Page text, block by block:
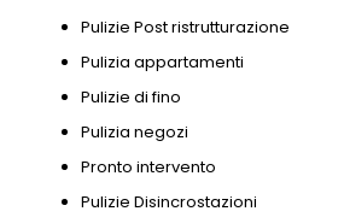
Pulizie Post ristrutturazione
Pulizia appartamenti
Pulizie di fino
Pulizia negozi
Pronto intervento
Pulizie Disincrostazioni